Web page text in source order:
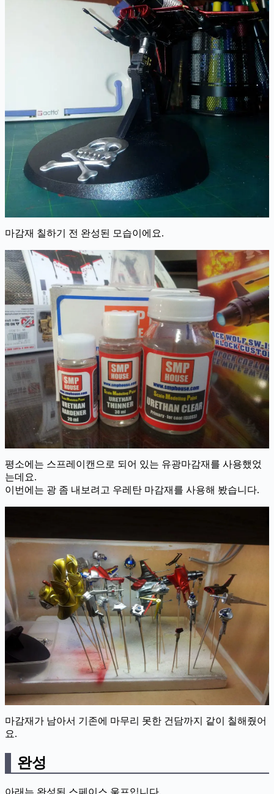
마감재 칠하기 전 완성된 모습이에요.
평소에는 스프레이캔으로 되어 있는 유광마감재를 사용했었
는데요.
이번에는 광 좀 내보려고 우레탄 마감재를 사용해 봤습니다.
마감재가 남아서 기존에 마무리 못한 건담까지 같이 칠해줬어
요.
완성
아래는 완성된 스페이스 울프입니다.